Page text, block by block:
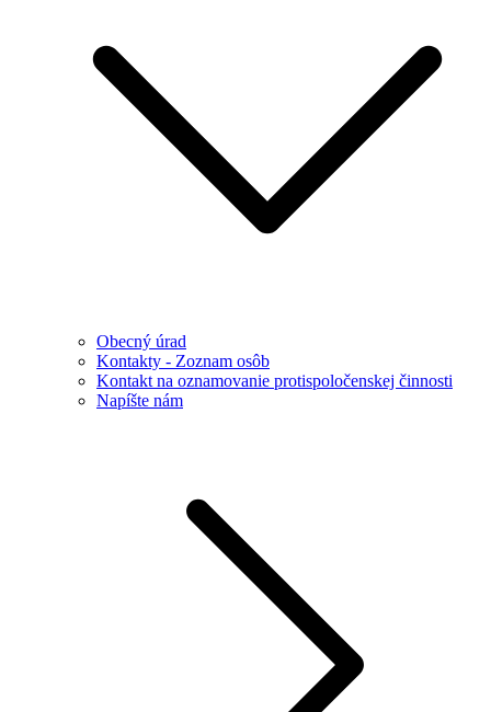
Obecný úrad
Kontakty - Zoznam osôb
Kontakt na oznamovanie protispoločenskej činnosti
Napíšte nám